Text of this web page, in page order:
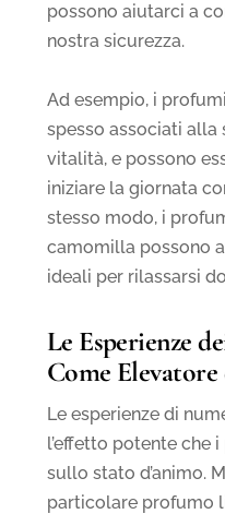
possono aiutarci a
nostra sicurezza.
Ad esempio, i
spesso associati alla
vitalità, e possono
iniziare la giornata
stesso modo, i
camomilla possono
ideali per rilassarsi
Le Esperienze
Come Elevatore
Le esperienze di
l’effetto potente che
sullo stato d’animo.
particolare profumo